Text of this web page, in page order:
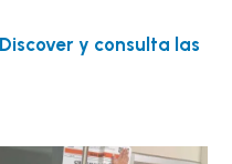
y consulta las